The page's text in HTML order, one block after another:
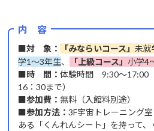
内 容
■対 象： 「みならいコース」未就
学1～3年生、 「 上級コース」 小学4
■時 間：体験時間 9:30～17:00
16：30まで）
■参加費： 無料（入館料別途）
■参加方法：3F宇宙トレーニング
ある「くんれんシート」を持って、